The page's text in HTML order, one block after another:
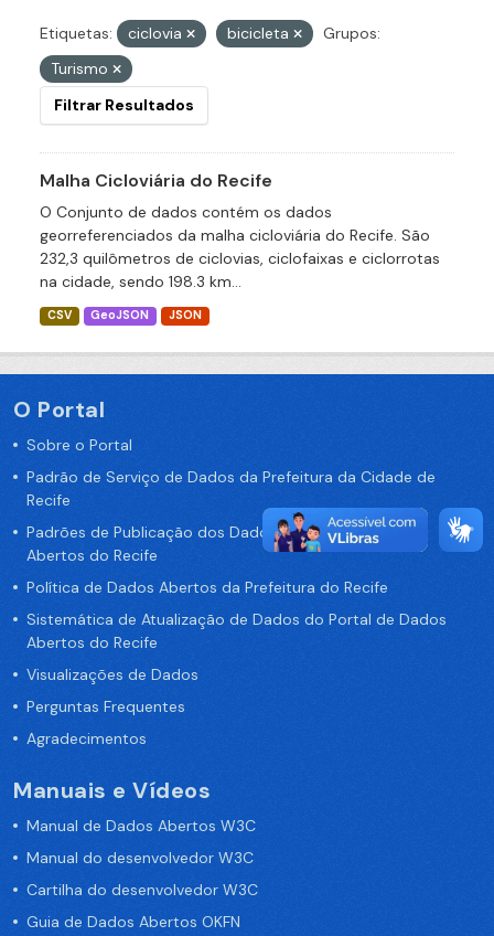
Etiquetas: ciclovia bicicleta
Grupos:
Turismo
Filtrar Resultados
Malha Cicloviária do Recife
O Conjunto de dados contém os dados
georreferenciados da malha cicloviária do Recife. São
232,3 quilômetros de ciclovias, ciclofaixas e ciclorrotas
na cidade, sendo 198.3 km...
CSV GeoJSON JSON
O Portal
Sobre o Portal
Padrão de Serviço de Dados da Prefeitura da Cidade de
Recife
Padrões de Publicação dos Dados no Portal de Dados
Abertos do Recife
Política de Dados Abertos da Prefeitura do Recife
Sistemática de Atualização de Dados do Portal de Dados
Abertos do Recife
Visualizações de Dados
Perguntas Frequentes
Agradecimentos
Manuais e Vídeos
Manual de Dados Abertos W3C
Manual do desenvolvedor W3C
Cartilha do desenvolvedor W3C
Guia de Dados Abertos OKFN